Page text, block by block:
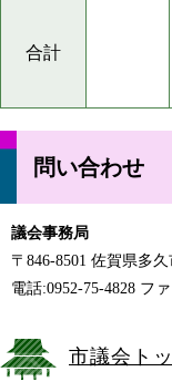
市議会ト
合計
問い合わせ
議会事務局
〒846-8501 佐賀県多
電話:0952-75-4828 フ